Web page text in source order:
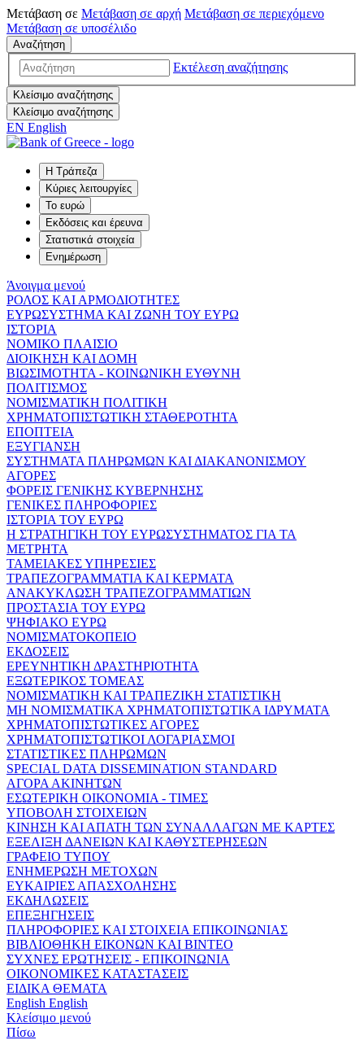
Μετάβαση σε Μετάβαση σε αρχή Μετάβαση σε περιεχόμενο
Μετάβαση σε υποσέλιδο
Αναζήτηση
Εκτέλεση αναζήτησης
Κλείσιμο αναζήτησης
Κλείσιμο αναζήτησης
EN English
Η Τράπεζα
Κύριες λειτουργίες
Το ευρώ
Εκδόσεις και έρευνα
Στατιστικά στοιχεία
Ενημέρωση
Άνοιγμα μενού
ΡΟΛΟΣ ΚΑΙ ΑΡΜΟΔΙΟΤΗΤΕΣ
ΕΥΡΩΣΥΣΤΗΜΑ ΚΑΙ ΖΩΝΗ ΤΟΥ ΕΥΡΩ
ΙΣΤΟΡΙΑ
ΝΟΜΙΚΟ ΠΛΑΙΣΙΟ
ΔΙΟΙΚΗΣΗ ΚΑΙ ΔΟΜΗ
ΒΙΩΣΙΜΟΤΗΤΑ - ΚΟΙΝΩΝΙΚΗ ΕΥΘΥΝΗ
ΠΟΛΙΤΙΣΜΟΣ
ΝΟΜΙΣΜΑΤΙΚΗ ΠΟΛΙΤΙΚΗ
ΧΡΗΜΑΤΟΠΙΣΤΩΤΙΚΗ ΣΤΑΘΕΡΟΤΗΤΑ
ΕΠΟΠΤΕΙΑ
ΕΞΥΓΙΑΝΣΗ
ΣΥΣΤΗΜΑΤΑ ΠΛΗΡΩΜΩΝ ΚΑΙ ΔΙΑΚΑΝΟΝΙΣΜΟΥ
ΑΓΟΡΕΣ
ΦΟΡΕΙΣ ΓΕΝΙΚΗΣ ΚΥΒΕΡΝΗΣΗΣ
ΓΕΝΙΚΕΣ ΠΛΗΡΟΦΟΡΙΕΣ
ΙΣΤΟΡΙΑ ΤΟΥ ΕΥΡΩ
Η ΣΤΡΑΤΗΓΙΚΗ ΤΟΥ ΕΥΡΩΣΥΣΤΗΜΑΤΟΣ ΓΙΑ ΤΑ
ΜΕΤΡΗΤΑ
ΤΑΜΕΙΑΚΕΣ ΥΠΗΡΕΣΙΕΣ
ΤΡΑΠΕΖΟΓΡΑΜΜΑΤΙΑ ΚΑΙ ΚΕΡΜΑΤΑ
ΑΝΑΚΥΚΛΩΣΗ ΤΡΑΠΕΖΟΓΡΑΜΜΑΤΙΩΝ
ΠΡΟΣΤΑΣΙΑ ΤΟΥ ΕΥΡΩ
ΨΗΦΙΑΚΟ ΕΥΡΩ
ΝΟΜΙΣΜΑΤΟΚΟΠΕΙΟ
ΕΚΔΟΣΕΙΣ
ΕΡΕΥΝΗΤΙΚΗ ΔΡΑΣΤΗΡΙΟΤΗΤΑ
ΕΞΩΤΕΡΙΚΟΣ ΤΟΜΕΑΣ
ΝΟΜΙΣΜΑΤΙΚΗ ΚΑΙ ΤΡΑΠΕΖΙΚΗ ΣΤΑΤΙΣΤΙΚΗ
ΜΗ ΝΟΜΙΣΜΑΤΙΚΑ ΧΡΗΜΑΤΟΠΙΣΤΩΤΙΚΑ ΙΔΡΥΜΑΤΑ
ΧΡΗΜΑΤΟΠΙΣΤΩΤΙΚΕΣ ΑΓΟΡΕΣ
ΧΡΗΜΑΤΟΠΙΣΤΩΤΙΚΟΙ ΛΟΓΑΡΙΑΣΜΟΙ
ΣΤΑΤΙΣΤΙΚΕΣ ΠΛΗΡΩΜΩΝ
SPECIAL DATA DISSEMINATION STANDARD
ΑΓΟΡΑ ΑΚΙΝΗΤΩΝ
ΕΣΩΤΕΡΙΚΗ ΟΙΚΟΝΟΜΙΑ - ΤΙΜΕΣ
ΥΠΟΒΟΛΗ ΣΤΟΙΧΕΙΩΝ
ΚΙΝΗΣΗ ΚΑΙ ΑΠΑΤΗ ΤΩΝ ΣΥΝΑΛΛΑΓΩΝ ΜΕ ΚΑΡΤΕΣ
ΕΞΕΛΙΞΗ ΔΑΝΕΙΩΝ ΚΑΙ ΚΑΘΥΣΤΕΡΗΣΕΩΝ
ΓΡΑΦΕΙΟ ΤΥΠΟΥ
ΕΝΗΜΕΡΩΣΗ ΜΕΤΟΧΩΝ
ΕΥΚΑΙΡΙΕΣ ΑΠΑΣΧΟΛΗΣΗΣ
ΕΚΔΗΛΩΣΕΙΣ
ΕΠΕΞΗΓΗΣΕΙΣ
ΠΛΗΡΟΦΟΡΙΕΣ ΚΑΙ ΣΤΟΙΧΕΙΑ ΕΠΙΚΟΙΝΩΝΙΑΣ
ΒΙΒΛΙΟΘΗΚΗ ΕΙΚΟΝΩΝ ΚΑΙ ΒΙΝΤΕΟ
ΣΥΧΝΕΣ ΕΡΩΤΗΣΕΙΣ - ΕΠΙΚΟΙΝΩΝΙΑ
ΟΙΚΟΝΟΜΙΚΕΣ ΚΑΤΑΣΤΑΣΕΙΣ
ΕΙΔΙΚΑ ΘΕΜΑΤΑ
English English
Κλείσιμο μενού
Πίσω